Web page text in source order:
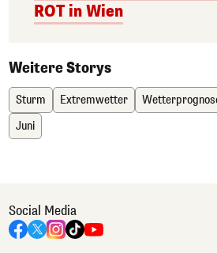
ROT in Wien
Weitere Storys
Sturm Extremwetter
Juni
Social Media